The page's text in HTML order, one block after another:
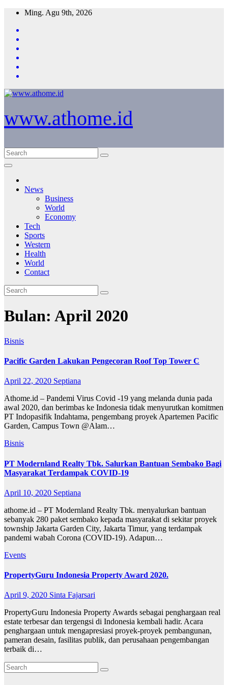
Skip
content
Ming. Agu 9th, 2026
www.athome.id
News
Business
World
Economy
Tech
Sports
Western
Health
World
Contact
Bulan: April 2020
Bisnis
Pacific Garden Lakukan Pengecoran Roof Top Tower C
April 22, 2020 Septiana
Athome.id – Pandemi Virus Covid -19 yang melanda dunia pada
awal 2020, dan berimbas ke Indonesia tidak menyurutkan komitmen
PT Indopasifik Indahtama, pengembang proyek Apartemen Pacific
Garden, Campus Town @Alam…
Bisnis
PT Modernland Realty Tbk. Salurkan Bantuan Sembako Bagi
Masyarakat Terdampak COVID-19
April 10, 2020 Septiana
athome.id – PT Modernland Realty Tbk. menyalurkan bantuan
sebanyak 280 paket sembako kepada masyarakat di sekitar proyek
township Jakarta Garden City, Jakarta Timur, yang terdampak
pandemi wabah Corona (COVID-19). Adapun…
Events
PropertyGuru Indonesia Property Award 2020.
April 9, 2020 Sinta Fajarsari
PropertyGuru Indonesia Property Awards sebagai penghargaan real
estate terbesar dan tergengsi di Indonesia kembali hadir. Acara
penghargaan untuk mengapresiasi proyek-proyek pembangunan,
pameran desain, fasilitas publik, dan perusahaan pengembangan
terbaik di…